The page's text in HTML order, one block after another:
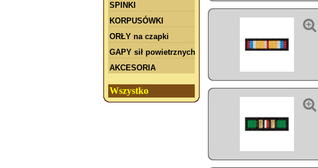
SPINKI
KORPUSÓWKI
ORŁY na czapki
GAPY sił powietrznych
AKCESORIA
Wszystko

